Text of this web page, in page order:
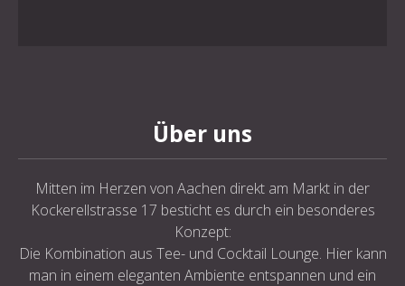
Über uns
Mitten im Herzen von Aachen direkt am Markt in der
Kockerellstrasse 17 besticht es durch ein besonderes
Konzept:
Die Kombination aus Tee- und Cocktail Lounge. Hier kann
man in einem eleganten Ambiente entspannen und ein